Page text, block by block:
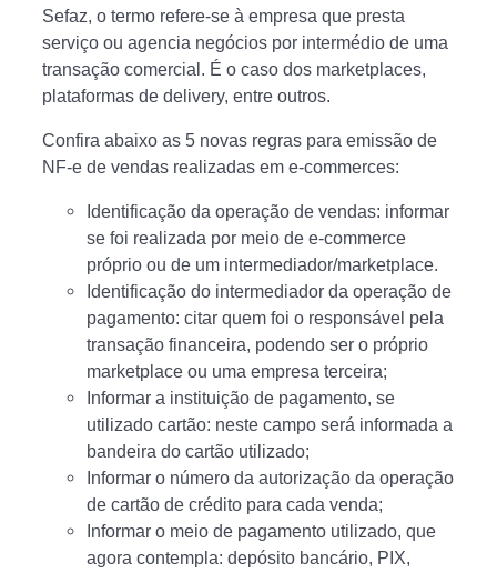
Sefaz, o termo refere-se à empresa que presta
serviço ou agencia negócios por intermédio de uma
transação comercial. É o caso dos marketplaces,
plataformas de delivery, entre outros.
Confira abaixo as 5 novas regras para emissão de
NF-e de vendas realizadas em e-commerces:
Identificação da operação de vendas: informar
se foi realizada por meio de e-commerce
próprio ou de um intermediador/marketplace.
Identificação do intermediador da operação de
pagamento: citar quem foi o responsável pela
transação financeira, podendo ser o próprio
marketplace ou uma empresa terceira;
Informar a instituição de pagamento, se
utilizado cartão: neste campo será informada a
bandeira do cartão utilizado;
Informar o número da autorização da operação
de cartão de crédito para cada venda;
Informar o meio de pagamento utilizado, que
agora contempla: depósito bancário, PIX,